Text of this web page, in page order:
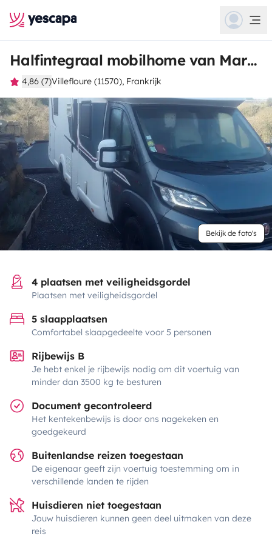
Halfintegraal mobilhome van Martine
4,86 (7)Villefloure (11570), Frankrijk
Bekijk de foto's
4 plaatsen met veiligheidsgordel
Plaatsen met veiligheidsgordel
5 slaapplaatsen
Comfortabel slaapgedeelte voor 5 personen
Rijbewijs B
Je hebt enkel je rijbewijs nodig om dit voertuig van
minder dan 3500 kg te besturen
Document gecontroleerd
Het kentekenbewijs is door ons nagekeken en
goedgekeurd
Buitenlandse reizen toegestaan
De eigenaar geeft zijn voertuig toestemming om in
verschillende landen te rijden
Huisdieren niet toegestaan
Jouw huisdieren kunnen geen deel uitmaken van deze
reis